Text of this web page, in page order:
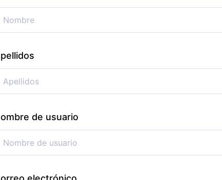
de usuario